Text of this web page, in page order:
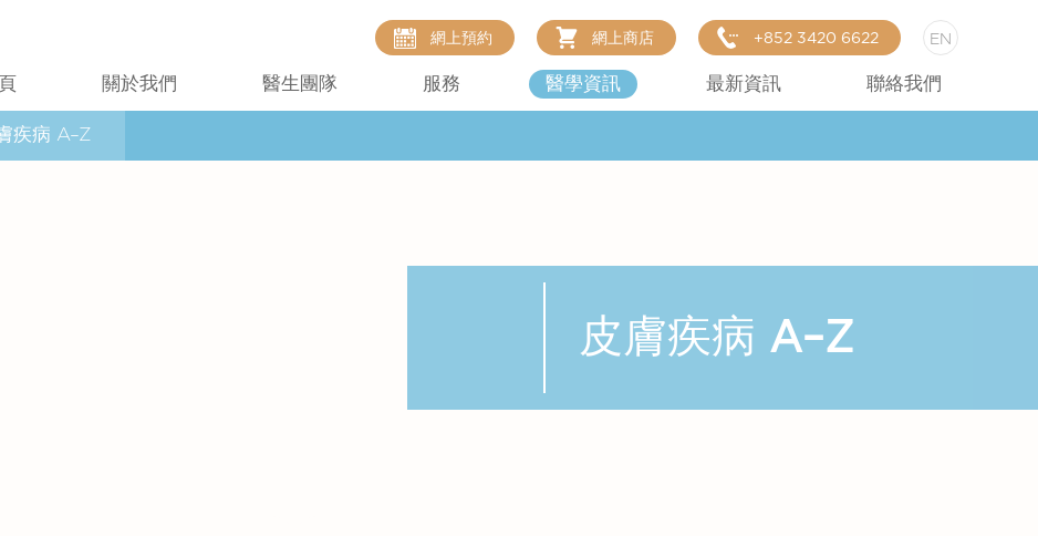
EN
+852 3420 6622
網上商店
網上預約
關於我們 醫生團隊 服務 醫學資訊 最新資訊 聯絡我們
疾病 A–Z
皮膚疾病 A–Z